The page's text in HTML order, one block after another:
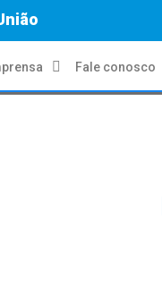
Fale conosco